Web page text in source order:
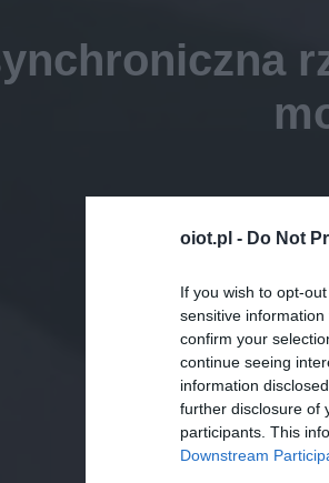
oiot.pl - Do Not
If you wish to opt-
sensitive
confirm your
continue seeing
information
further disclosure of
participants. This
Downstream